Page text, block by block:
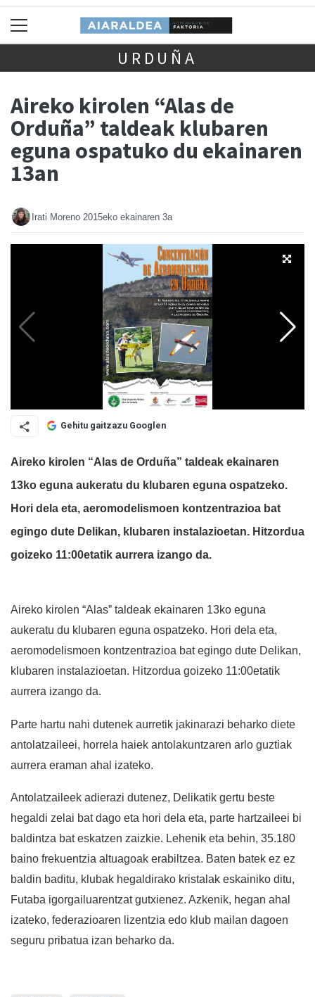
URDUÑA
Aireko kirolen “Alas de
Orduña” taldeak klubaren
eguna ospatuko du ekainaren
13an
Irati Moreno 2015eko ekainaren 3a
Gehitu gaitzazu Googlen
Aireko kirolen “Alas de Orduña” taldeak ekainaren
13ko eguna aukeratu du klubaren eguna ospatzeko.
Hori dela eta, aeromodelismoen kontzentrazioa bat
egingo dute Delikan, klubaren instalazioetan. Hitzordua
goizeko 11:00etatik aurrera izango da.
Aireko kirolen “Alas” taldeak ekainaren 13ko eguna
aukeratu du klubaren eguna ospatzeko. Hori dela eta,
aeromodelismoen kontzentrazioa bat egingo dute Delikan,
klubaren instalazioetan. Hitzordua goizeko 11:00etatik
aurrera izango da.
Parte hartu nahi dutenek aurretik jakinarazi beharko diete
antolatzaileei, horrela haiek antolakuntzaren arlo guztiak
aurrera eraman ahal izateko.
Antolatzaileek adierazi dutenez, Delikatik gertu beste
hegaldi zelai bat dago eta hori dela eta, parte hartzaileei bi
baldintza bat eskatzen zaizkie. Lehenik eta behin, 35.180
baino frekuentzia altuagoak erabiltzea. Baten batek ez ez
baldin baditu, klubak hegaldirako kristalak eskainiko ditu,
Futaba igorgailuarentzat gutxienez. Azkenik, hegan ahal
izateko, federazioaren lizentzia edo klub mailan dagoen
seguru pribatua izan beharko da.